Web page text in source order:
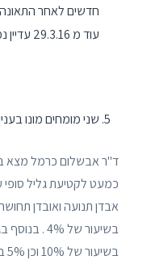
חדשים לאחר
עוד מ 29.3.16 עדיין נמצאה בבדיקה רפואית חולשה ביד .
שני מומחים מונו
כמעט לקטיעת גליל
אבדן תנועה ואובדן
בשיעור של